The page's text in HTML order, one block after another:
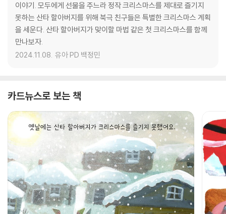
이야기. 모두에게 선물을 주느라 정작 크리스마스를 제대로 즐기지
못하는 산타 할아버지를 위해 북극 친구들은 특별한 크리스마스 계획
을 세운다. 산타 할아버지가 맞이할 마법 같은 첫 크리스마스를 함께
만나보자.
2024.11.08. 유아 PD 백정민
카드뉴스로 보는 책